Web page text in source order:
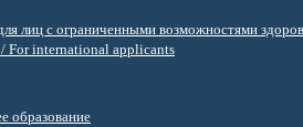
лиц с ограниченными возможностями
For international applicants
образование